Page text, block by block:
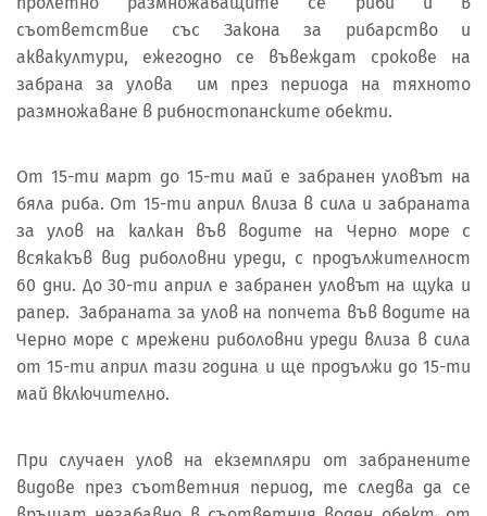
съответствие със Закона за рибарство и
аквакултури, ежегодно се въвеждат срокове на
забрана за улова им през периода на тяхното
размножаване в рибностопанските обекти.
От 15-ти март до 15-ти май е забранен уловът на
бяла риба. От 15-ти април влиза в сила и забраната
за улов на калкан във водите на Черно море с
всякакъв вид риболовни уреди, с продължителност
60 дни. До 30-ти април е забранен уловът на щука и
рапер. Забраната за улов на попчета във водите на
Черно море с мрежени риболовни уреди влиза в сила
от 15-ти април тази година и ще продължи до 15-ти
май включително.
При случаен улов на екземпляри от забранените
видове през съответния период, те следва да се